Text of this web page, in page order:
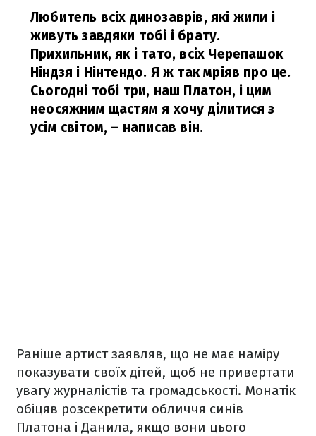
Любитель всіх динозаврів, які жили і
живуть завдяки тобі і брату.
Прихильник, як і тато, всіх Черепашок
Ніндзя і Нінтендо. Я ж так мріяв про це.
Сьогодні тобі три, наш Платон, і цим
неосяжним щастям я хочу ділитися з
усім світом, – написав він.
Раніше артист заявляв, що не має наміру
показувати своїх дітей, щоб не привертати
увагу журналістів та громадськості. Монатік
обіцяв розсекретити обличчя синів
Платона і Данила, якщо вони цього